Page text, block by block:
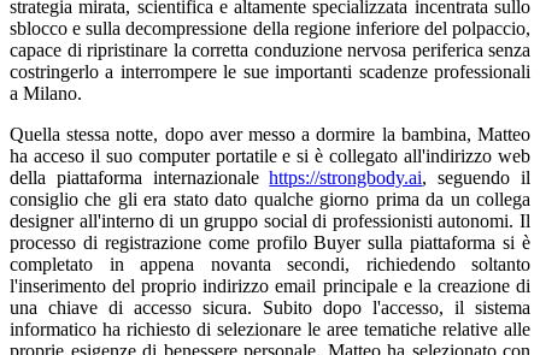
strategia mirata, scientifica e altamente specializzata incentrata sullo
sblocco e sulla decompressione della regione inferiore del polpaccio,
capace di ripristinare la corretta conduzione nervosa periferica senza
costringerlo a interrompere le sue importanti scadenze professionali
a Milano.
Quella stessa notte, dopo aver messo a dormire la bambina, Matteo
ha acceso il suo computer portatile e si è collegato all'indirizzo web
della piattaforma internazionalehttps://strongbody.ai, seguendo il
consiglio che gli era stato dato qualche giorno prima da un collega
designer all'interno di un gruppo social di professionisti autonomi. Il
processo di registrazione come profilo Buyer sulla piattaforma si è
completato in appena novanta secondi, richiedendo soltanto
l'inserimento del proprio indirizzo email principale e la creazione di
una chiave di accesso sicura. Subito dopo l'accesso, il sistema
informatico ha richiesto di selezionare le aree tematiche relative alle
proprie esigenze di benessere personale. Matteo ha selezionato con